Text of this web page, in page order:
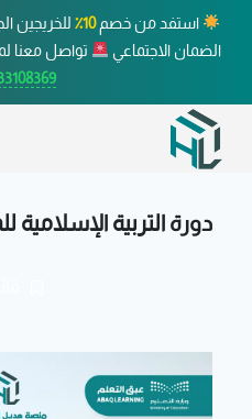
استفد من خصم10٪
للخريجين
الضمان الاجتماعي
تواصل معنا
دورة التربية الإسلامية